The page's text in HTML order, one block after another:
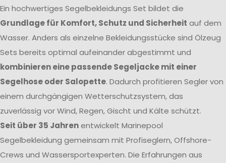
Ein hochwertiges Segelbekleidungs Set bildet die
Grundlage für Komfort, Schutz und Sicherheit auf dem
Wasser. Anders als einzelne Bekleidungsstücke sind Ölzeug
Sets bereits optimal aufeinander abgestimmt und
kombinieren eine passende Segeljacke mit einer
Segelhose oder Salopette. Dadurch profitieren Segler von
einem durchgängigen Wetterschutzsystem, das
zuverlässig vor Wind, Regen, Gischt und Kälte schützt.
Seit über 35 Jahrenentwickelt Marinepool
Segelbekleidung gemeinsam mit Profiseglern, Offshore-
Crews und Wassersportexperten. Die Erfahrungen aus